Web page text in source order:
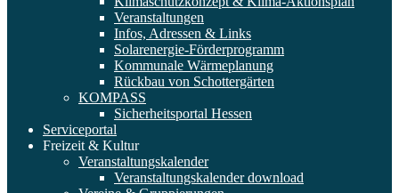
Veranstaltungen
Infos, Adressen & Links
Solarenergie-Förderprogramm
Kommunale Wärmeplanung
Rückbau von Schottergärten
KOMPASS
Sicherheitsportal Hessen
Serviceportal
Freizeit & Kultur
Veranstaltungskalender
Veranstaltungskalender download